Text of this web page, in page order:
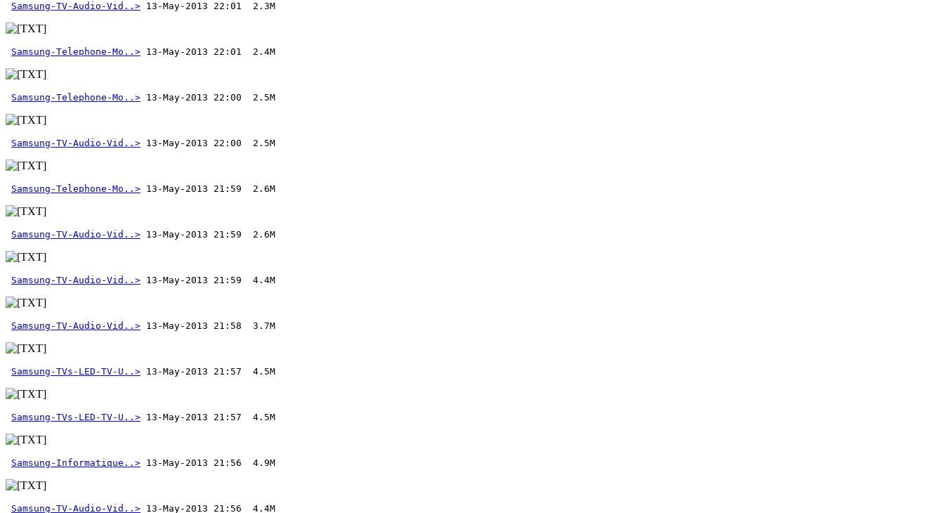
Samsung-TV-Audio-Vid..>
Samsung-Telephone-Mo..>
Samsung-Telephone-Mo..>
Samsung-TV-Audio-Vid..>
Samsung-Telephone-Mo..>
Samsung-TV-Audio-Vid..>
Samsung-TV-Audio-Vid..>
Samsung-TV-Audio-Vid..>
Samsung-TVs-LED-TV-U..>
Samsung-TVs-LED-TV-U..>
Samsung-Informatique..>
Samsung-TV-Audio-Vid..>